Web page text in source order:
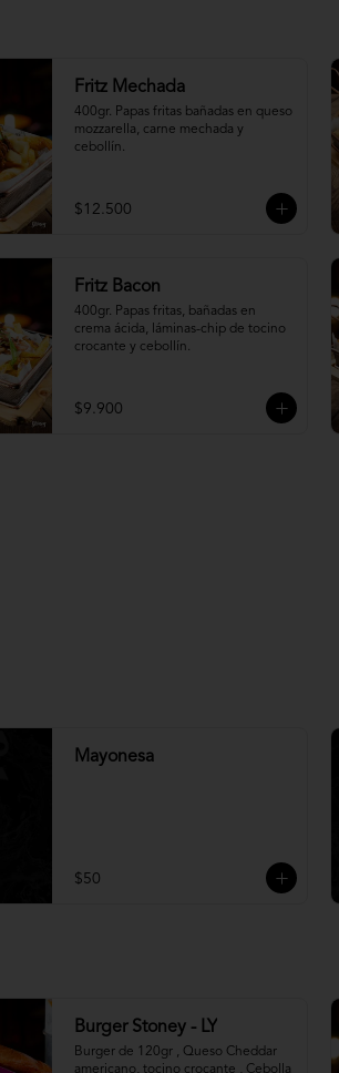
Fritz Mechada
400gr. Papas fritas bañadas en queso
mozzarella, carne mechada y
cebollín.
$12.500
Fritz Bacon
400gr. Papas fritas, bañadas en
crema ácida, láminas-chip de tocino
crocante y cebollín.
$9.900
Mayonesa
$50
Burger Stoney - LY
Burger de 120gr , Queso Cheddar
americano, tocino crocante , Cebolla